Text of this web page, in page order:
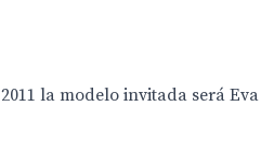
la modelo invitada será Eva